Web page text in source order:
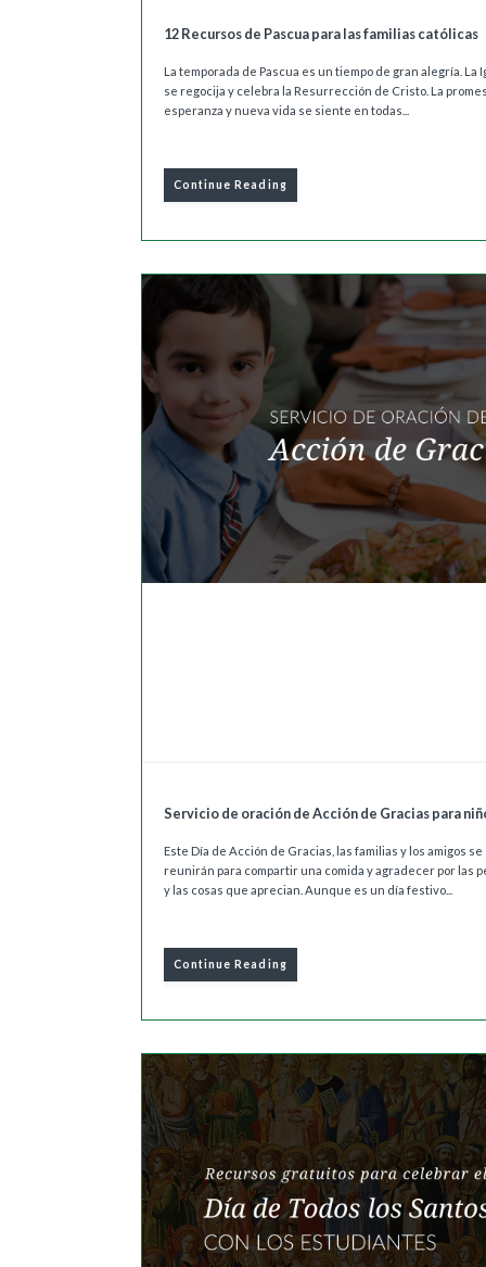
12 Recursos de Pascua para las familias católicas
La temporada de Pascua es un tiempo de gran alegría. La
se regocija y celebra la Resurrección de Cristo. La
esperanza y nueva vida se siente en todas...
Continue Reading
Servicio de oración de Acción de Gracias para
Este Día de Acción de Gracias, las familias y los amigos se
reunirán para compartir una comida y agradecer por las
y las cosas que aprecian. Aunque es un día festivo...
Continue Reading